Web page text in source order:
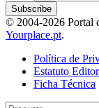
© 2004-2026 Portal
Yourplace.pt.
Política de
Estatuto
Ficha Técnica